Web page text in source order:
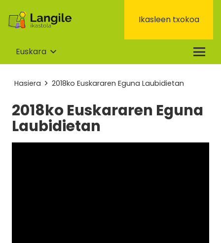
Ikasleen txokoa
Euskara
Hasiera 2018ko Euskararen Eguna Laubidietan
2018ko Euskararen Eguna
Laubidietan